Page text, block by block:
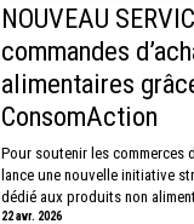
NOUVEAU
commandes
alimentaires
ConsomAction
Pour soutenir les commerces
lance une nouvelle initiative
dédié aux produits non
22 avr. 2026